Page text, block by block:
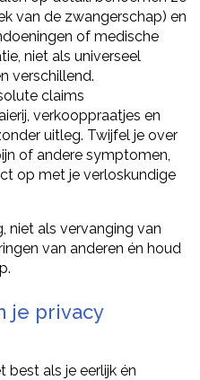
van de zwangerschap) en
of medische
niet als universeel
verschillend.
claims
verkooppraatjes en
uitleg. Twijfel je over
of andere symptomen,
op met je verloskundige
niet als vervanging van
van anderen én houd
je privacy
best als je eerlijk én